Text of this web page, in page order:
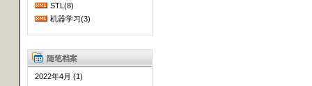
STL(8)
机器学习(3)
随笔档案
2022年4月 (1)